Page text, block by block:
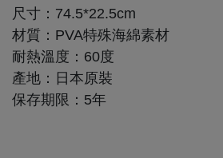
尺寸：74.5*22.5cm
材質：PVA特殊海綿素材
耐熱溫度：60度
產地：日本原裝
保存期限：5年